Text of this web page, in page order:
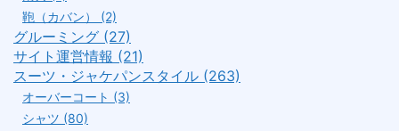
鞄（カバン） (2)
グルーミング (27)
サイト運営情報 (21)
スーツ・ジャケパンスタイル (263)
オーバーコート (3)
シャツ (80)